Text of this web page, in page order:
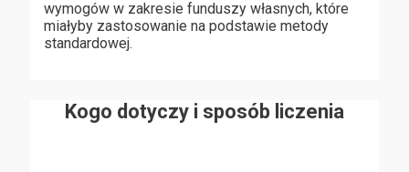
wymogów w zakresie funduszy własnych, które
miałyby zastosowanie na podstawie metody
standardowej.
Kogo dotyczy i sposób liczenia